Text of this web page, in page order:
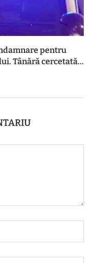
pentru
Tânără cercetată...